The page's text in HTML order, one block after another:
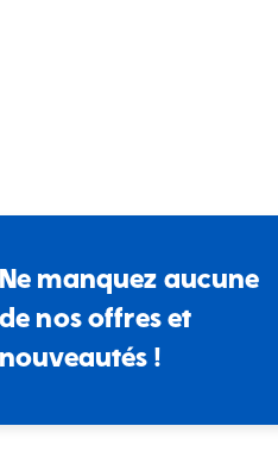
Ne manquez aucune
de nos offres et
nouveautés !